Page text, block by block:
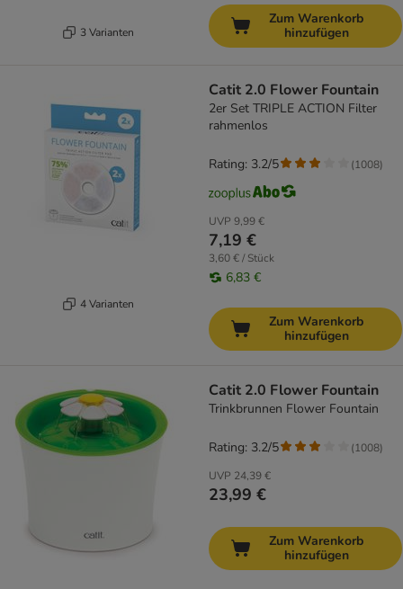
3 Varianten
Zum Warenkorb
hinzufügen
4 Varianten
Catit 2.0 Flower Fountain
2er Set TRIPLE ACTION Filter
rahmenlos
UVP 9,99 €
7,19 €
3,60 € / Stück
6,83 €
Rating: 3.2/5 (1008)
Zum Warenkorb
hinzufügen
Catit 2.0 Flower Fountain
Trinkbrunnen Flower Fountain
UVP 24,39 €
23,99 €
Rating: 3.2/5 (1008)
Zum Warenkorb
hinzufügen